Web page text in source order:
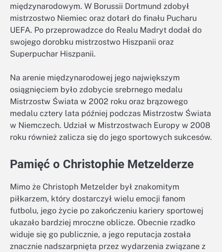
międzynarodowym. W Borussii Dortmund zdobył
mistrzostwo Niemiec oraz dotarł do finału Pucharu
UEFA. Po przeprowadzce do Realu Madryt dodał do
swojego dorobku mistrzostwo Hiszpanii oraz
Superpuchar Hiszpanii.
Na arenie międzynarodowej jego największym
osiągnięciem było zdobycie srebrnego medalu
Mistrzostw Świata w 2002 roku oraz brązowego
medalu cztery lata później podczas Mistrzostw Świata
w Niemczech. Udział w Mistrzostwach Europy w 2008
roku również zalicza się do jego sportowych sukcesów.
Pamięć o Christophie Metzelderze
Mimo że Christoph Metzelder był znakomitym
piłkarzem, który dostarczył wielu emocji fanom
futbolu, jego życie po zakończeniu kariery sportowej
ukazało bardziej mroczne oblicze. Obecnie rzadko
widuje się go publicznie, a jego reputacja została
znacznie nadszarpnięta przez wydarzenia związane z